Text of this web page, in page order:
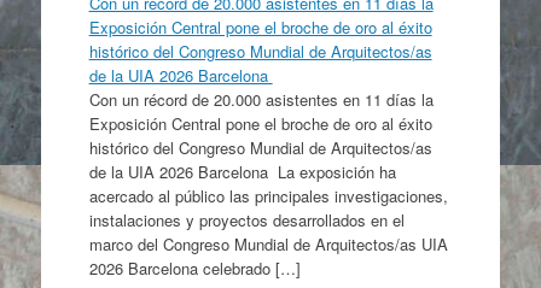
Exposición Central pone el broche de oro al éxito
histórico del Congreso Mundial de Arquitectos/as
de la UIA 2026 Barcelona
Con un récord de 20.000 asistentes en 11 días la
Exposición Central pone el broche de oro al éxito
histórico del Congreso Mundial de Arquitectos/as
de la UIA 2026 Barcelona La exposición ha
acercado al público las principales investigaciones,
instalaciones y proyectos desarrollados en el
marco del Congreso Mundial de Arquitectos/as UIA
2026 Barcelona celebrado […]